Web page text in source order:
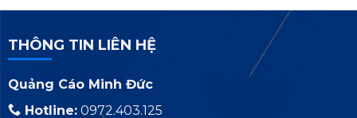
THÔNG TIN LIÊN HỆ
Quảng Cáo Minh Đức
Hotline:0972.403.125